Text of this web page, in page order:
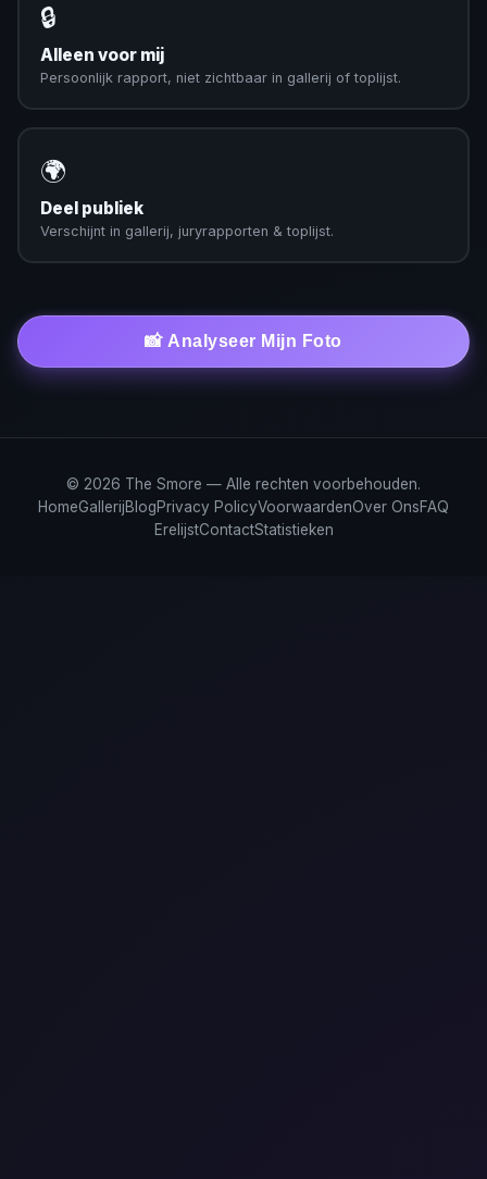
🔒
Alleen voor mij
Persoonlijk rapport, niet zichtbaar in gallerij of toplijst.
🌍
Deel publiek
Verschijnt in gallerij, juryrapporten & toplijst.
📸 Analyseer Mijn Foto
© 2026 The Smore — Alle rechten voorbehouden.
HomeGallerijBlogPrivacy PolicyVoorwaardenOver OnsFAQ
ErelijstContactStatistieken